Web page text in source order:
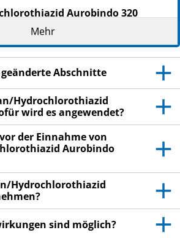
Aurobindo 320
Packungsbeilage sorgfältig
denn sie enthält wichtige
auf. Vielleicht
später nochmals lesen.
Fragen haben, wenden Sie sich
Apotheker.
wurde Ihnen persönlich
Geben Sie es nicht an Dritte weiter.
Menschen schaden, auch wenn
Mehr
Abschnitte
Hydrochlorothiazid
wird es angewendet?
der Einnahme von
Aurobindo
Hydrochlorothiazid
sind möglich?